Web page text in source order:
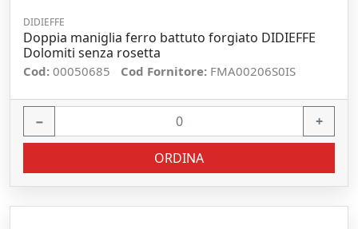
DIDIEFFE
Doppia maniglia ferro battuto forgiato DIDIEFFE
Dolomiti senza rosetta
Cod: 00050685 Cod Fornitore: FMA00206S0IS
− +
ORDINA